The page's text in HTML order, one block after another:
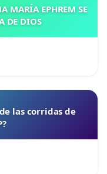
MARÍA EPHREM SE
DE DIOS
las corridas de